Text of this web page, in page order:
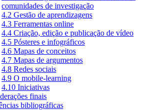
comunidades de investigação
4.2 Gestão de aprendizagens
4.3 Ferramentas online
4.4 Criação, edição e publicação de vídeo
4.5 Pósteres e infográficos
4.6 Mapas de conceitos
4.7 Mapas de argumentos
4.8 Redes sociais
4.9 O mobile-learning
4.10 Iniciativas
finais
bibliográficas